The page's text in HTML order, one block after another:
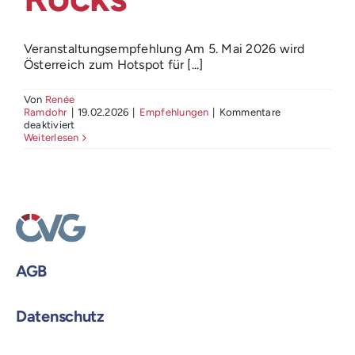
Veranstaltungsempfehlung Am 5. Mai 2026 wird
Österreich zum Hotspot für [...]
Von Renée
Ramdohr
19.02.2026 Empfehlungen
Kommentare
deaktiviertfür
Shared
Weiterlesen
AGB
Datenschutz